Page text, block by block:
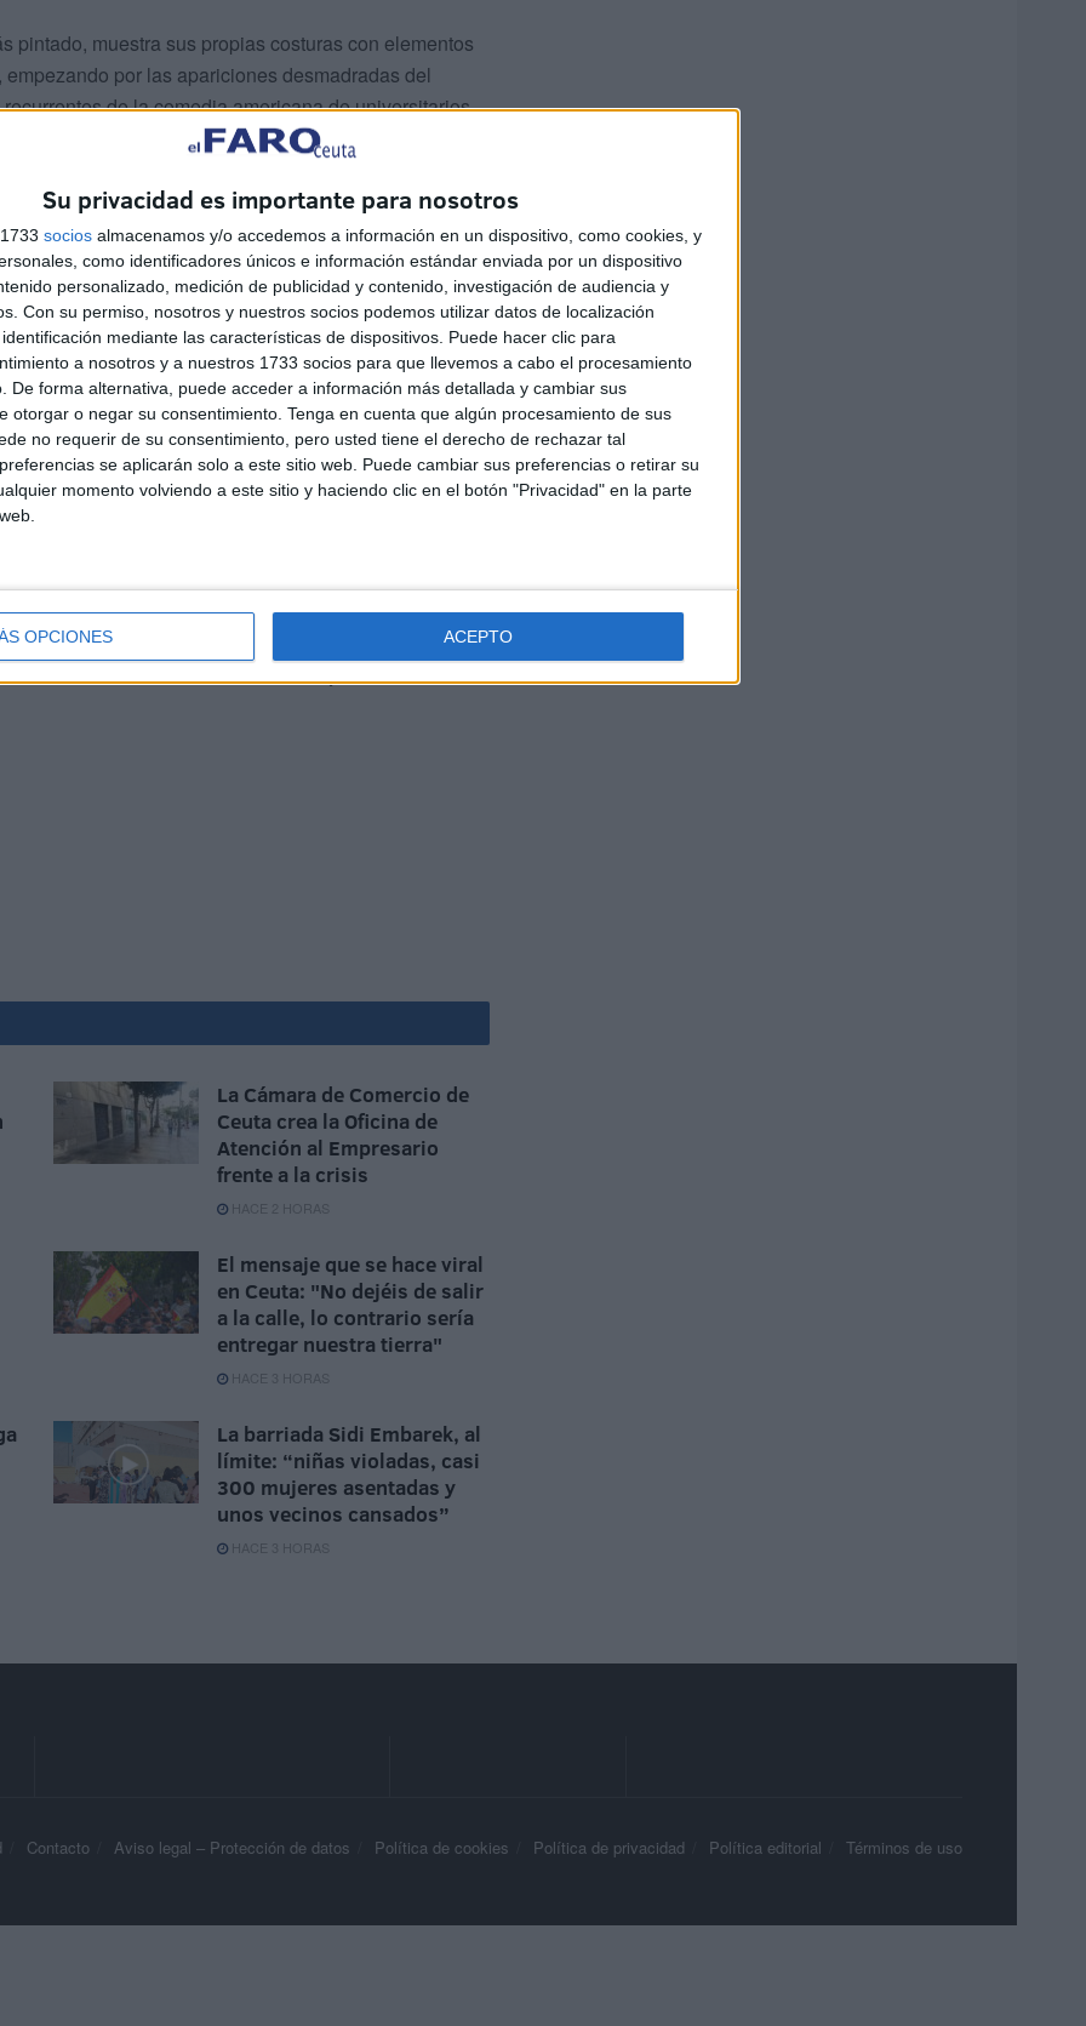
Su privacidad es importante para nosotros
socios almacenamos y/o accedemos a información en un dispositivo, como cookies, y
como identificadores únicos e información estándar enviada por un dispositivo
personalizado, medición de publicidad y contenido, investigación de audiencia y
Con su permiso, nosotros y nuestros socios podemos utilizar datos de localización
mediante las características de dispositivos. Puede hacer clic para
a nosotros y a nuestros 1733 socios para que llevemos a cabo el procesamiento
De forma alternativa, puede acceder a información más detallada y cambiar sus
otorgar o negar su consentimiento. Tenga en cuenta que algún procesamiento de sus
no requerir de su consentimiento, pero usted tiene el derecho de rechazar tal
se aplicarán solo a este sitio web. Puede cambiar sus preferencias o retirar su
momento volviendo a este sitio y haciendo clic en el botón "Privacidad" en la parte
OPCIONES ACEPTO
pintado, muestra sus propias costuras con elementos
por las apariciones desmadradas del
de la comedia americana de universitarios.
cuyos capítulos te pueden dejar desconcertado,
ya que no solamente favorece el lucimiento
lo melodramático sin estridencias y la comedia
Clive, Danielle Deadwyler, Phil Dunster, John C.
Tarses.Música:
Lauren
Distribuidora: HBO.Estreno en España:09 marzo
La Cámara de Comercio de
Ceuta crea la Oficina de
Atención al Empresario
frente a la crisis
HACE 2 HORAS
El mensaje que se hace viral
en Ceuta: "No dejéis de salir
a la calle, lo contrario sería
entregar nuestra tierra"
HACE 3 HORAS
La barriada Sidi Embarek, al
límite: “niñas violadas, casi
300 mujeres asentadas y
unos vecinos cansados”
HACE 3 HORAS
Contacto Aviso legal – Protección de datos Política de cookies Política de privacidad Política editorial Términos de uso